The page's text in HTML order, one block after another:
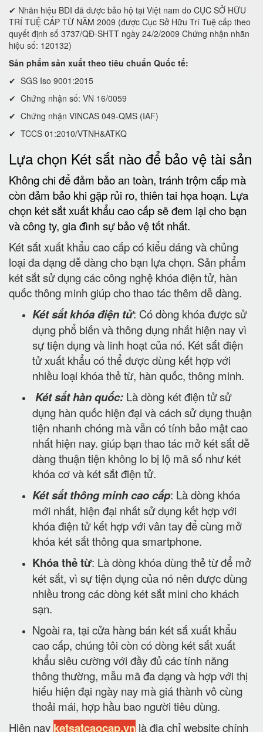
✔ Nhãn hiệu BDI đã được bảo hộ tại Việt nam do CỤC SỞ HỮU
TRÍ TUỆ CẤP TỪ NĂM 2009 (được Cục Sở Hữu Trí Tuệ cấp theo
quyết định số 3737/QĐ-SHTT ngày 24/2/2009 Chứng nhận nhãn
hiệu số: 120132)
Sản phẩm sản xuất theo tiêu chuẩn Quốc tế:
✔ SGS Iso 9001:2015
✔ Chứng nhận số: VN 16/0059
✔ Chứng nhận VINCAS 049-QMS (IAF)
✔ TCCS 01:2010/VTNH&ATKQ
Lựa chọn Két sắt nào để bảo vệ tài sản
Không chi để đảm bảo an toàn, tránh trộm cắp mà
còn đảm bảo khi gặp rủi ro, thiên tai họa hoạn. Lựa
chọn két sắt xuất khẩu cao cấp sẽ đem lại cho bạn
và công ty, gia đình sự bảo vệ tốt nhất.
Két sắt xuất khẩu cao cấp có kiểu dáng và chủng
loại đa dạng dễ dàng cho bạn lựa chọn. Sản phẩm
két sắt sử dụng các công nghệ khóa điện tử, hàn
quốc thông minh giúp cho thao tác thêm dễ dàng.
Két sắt khóa điện tử: Có dòng khóa được sử
dụng phổ biến và thông dụng nhất hiện nay vì
sự tiện dụng và linh hoạt của nó. Két sắt điện
tử xuất khẩu có thể được dùng kết hợp với
nhiều loại khóa thẻ từ, hàn quốc, thông minh.
Két sắt hàn quốc: Là dòng két điện tử sử
dụng hàn quốc hiện đại và cách sử dụng thuận
tiện nhanh chóng mà vẫn có tính bảo mật cao
nhất hiện nay. giúp bạn thao tác mở két sắt dễ
dàng thuận tiện không lo bị lộ mã số như két
khóa cơ và két sắt điện tử.
Két sắt thông minh cao cấp: Là dòng khóa
mới nhất, hiện đại nhất sử dụng kết hợp với
khóa điện tử kết hợp với vân tay để cùng mở
khóa két sắt thông qua smartphone.
Khóa thẻ từ: Là dòng khóa dùng thẻ từ để mở
két sắt, vì sự tiện dụng của nó nên được dùng
nhiều trong các dòng két sắt mini cho khách
sạn.
Ngoài ra, tại cửa hàng bán két sắ xuất khẩu
cao cấp, chúng tôi còn có dòng két sắt xuất
khẩu siêu cường với đầy đủ các tính năng
thông thường, mẫu mã đa dạng và hợp với thị
hiếu hiện đại ngày nay mà giá thành vô cùng
thoải mái, hợp hầu bao người tiêu dùng.
Hiện nay ketsatcaocap.vn là địa chỉ website chính